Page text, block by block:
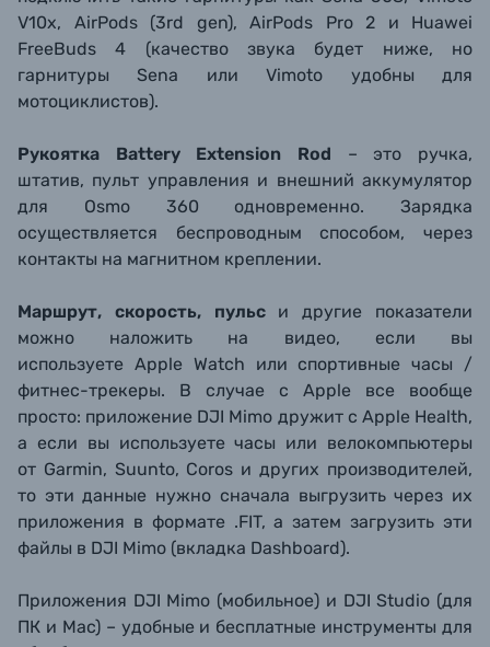
V10x, AirPods (3rd gen), AirPods Pro 2 и Huawei
FreeBuds 4 (качество звука будет ниже, но
гарнитуры Sena или Vimoto удобны для
мотоциклистов).
Рукоятка Battery Extension Rod – это ручка,
штатив, пульт управления и внешний аккумулятор
для Osmo 360 одновременно. Зарядка
осуществляется беспроводным способом, через
контакты на магнитном креплении.
Маршрут, скорость, пульси другие показатели
можно наложить на видео, если вы
используете Apple Watch или спортивные часы /
фитнес-трекеры. В случае с Apple все вообще
просто: приложение DJI Mimo дружит с Apple Health,
а если вы используете часы или велокомпьютеры
от Garmin, Suunto, Coros и других производителей,
то эти данные нужно сначала выгрузить через их
приложения в формате .FIT, а затем загрузить эти
файлы в DJI Mimo (вкладка Dashboard).
Приложения DJI Mimo (мобильное) и DJI Studio (для
ПК и Mac) – удобные и бесплатные инструменты для